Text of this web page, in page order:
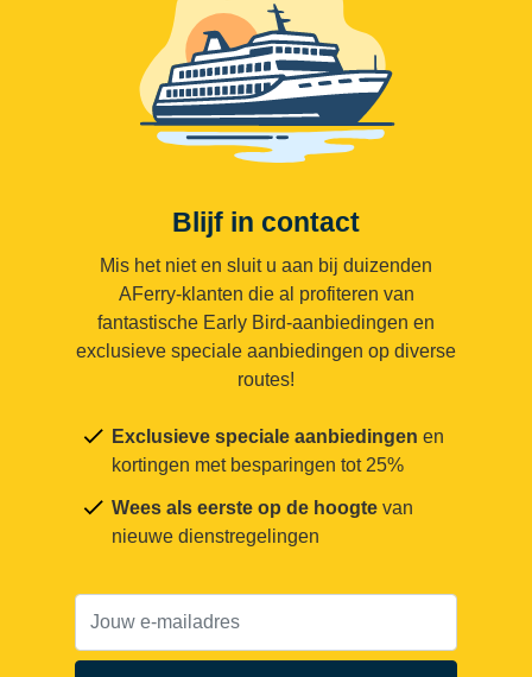
Blijf in contact
Mis het niet en sluit u aan bij duizenden
AFerry-klanten die al profiteren van
fantastische Early Bird-aanbiedingen en
exclusieve speciale aanbiedingen op diverse
routes!
Exclusieve speciale aanbiedingen en
kortingen met besparingen tot 25%
Wees als eerste op de hoogte van
nieuwe dienstregelingen